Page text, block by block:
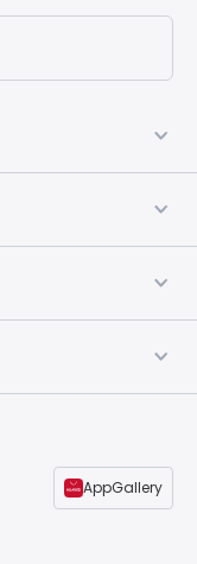
AppGallery